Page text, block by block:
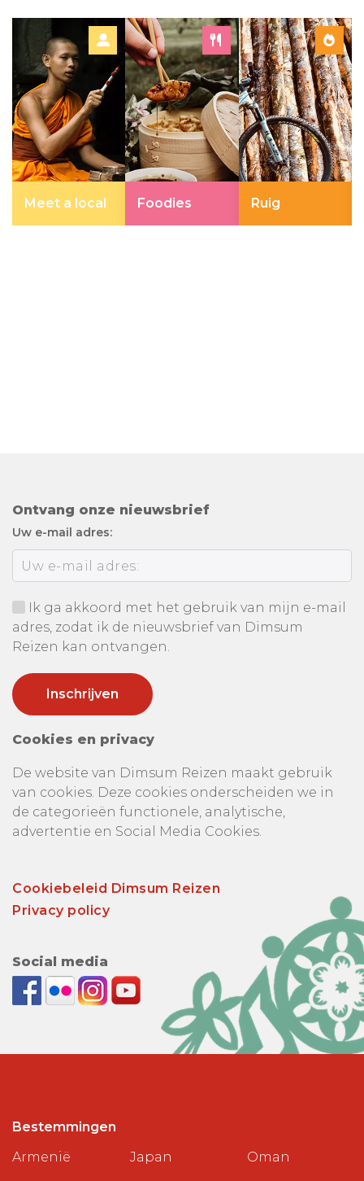
Meet a local Foodies Ruig
Ontvang onze nieuwsbrief
Uw e-mail adres:
Ik ga akkoord met het gebruik van mijn e-mail
adres, zodat ik de nieuwsbrief van Dimsum
Reizen kan ontvangen.
Cookies en privacy
De website van Dimsum Reizen maakt gebruik
van cookies. Deze cookies onderscheiden we in
de categorieën functionele, analytische,
advertentie en Social Media Cookies.
Cookiebeleid Dimsum Reizen
Privacy policy
Social media
Bestemmingen
Armenië
Japan Oman